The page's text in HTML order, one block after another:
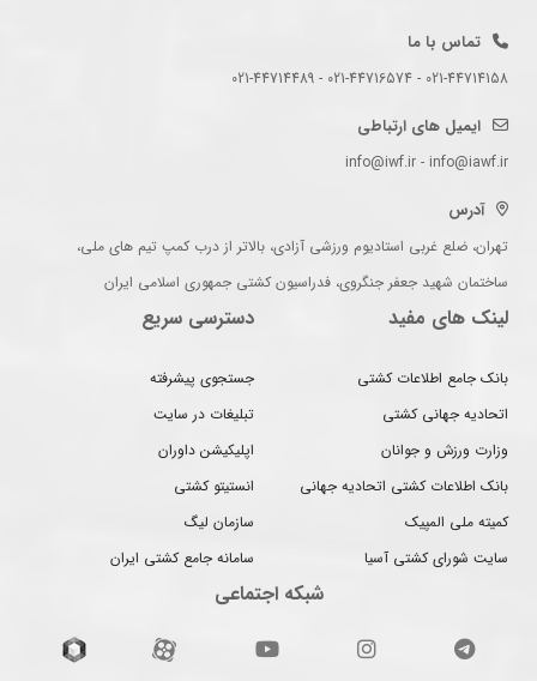
تماس با ما
021-44714158 - 021-44716574 - 021-44714489
ایمیل های ارتباطی
info@iwf.ir - info@iawf.ir
آدرس
تهران، ضلع غربی استادیوم ورزشی آزادی، بالاتر از درب کمپ تیم های ملی،
ساختمان شهید جعفر جنگروی، فدراسیون کشتی جمهوری اسلامی ایران
لینک های مفید
بانک جامع اطلاعات کشتی
اتحادیه جهانی کشتی
وزارت ورزش و جوانان
بانک اطلاعات کشتی اتحادیه جهانی
کمیته ملی المپیک
سایت شورای کشتی آسیا
دسترسی سریع
جستجوی پیشرفته
تبلیغات در سایت
اپلیکیشن داوران
انستیتو کشتی
سازمان لیگ
سامانه جامع کشتی ایران
شبکه اجتماعی